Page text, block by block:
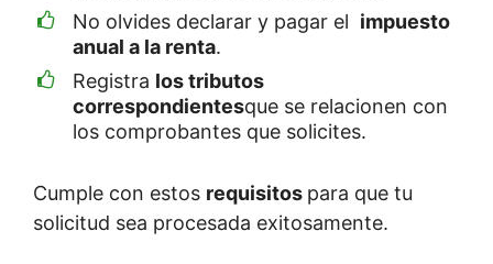
No olvides declarar y pagar el impuesto
anual a la renta.
Registra los tributos
correspondientesque se relacionen con
los comprobantes que solicites.
Cumple con estos requisitos para que tu
solicitud sea procesada exitosamente.